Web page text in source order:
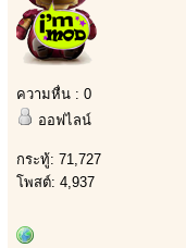
ความหื่น : 0
ออฟไลน์
กระทู้: 71,727
โพสต์: 4,937